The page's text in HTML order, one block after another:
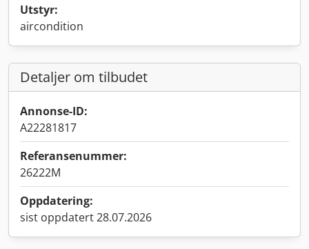
Utstyr:
aircondition
Detaljer om tilbudet
Annonse-ID:
A22281817
Referansenummer:
26222M
Oppdatering:
sist oppdatert 28.07.2026